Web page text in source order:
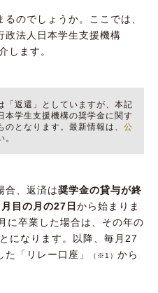
のでしょうか。ここでは、
政法人日本学生支援機構
します。
「返還」としていますが、本記
本学生支援機構の奨学金に関す
のとなります。最新情報は、公
。
合、返済は奨学金の貸与が終
目の月の27日 から始まりま
に卒業した場合は、その年の
になります。以降、毎月27
「リレー口座」
（※1） から